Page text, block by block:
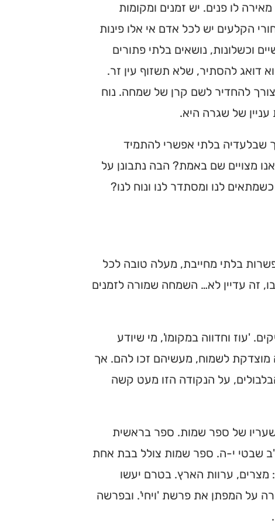
לו פנים. יש זמנים ומקומות
הקלעים יש לכל אדם אי אלו פינות
וכשלונות, נושאים בלתי פתורים
דואג להסתיר, שלא תשזוף עין זר.
להחדיר לשם קרן של שמחה. נוח
של שגרה היא.
שבלעדיה בלתי אפשרי להתמיד
מצויים שם באמת? הבה נתבונן על
לנו ומסתדר לנו ונוח לנו?
בלתי מחייבת, מעלה טובה לכל
זה עדיין לא… השמחה שמורה לזמנים
'עוז וחדווה במקומו', מי שיודע
מוצדקת לשמוח, מעשיהם זכו להם. אך
על הנקודה הזו מעט קשה
של ספר שמות. ספר בראשית
שבטי י-ה. ספר שמות צולל בבת אחת
ערוות הארץ. בטרם יעשו
על המפתן את פרשת 'ויחי'. ובפרשה